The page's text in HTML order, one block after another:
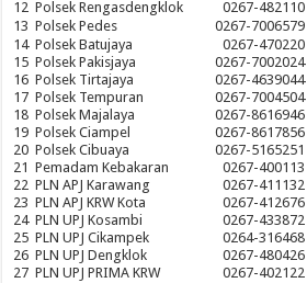
12 Polsek Rengasdengklok
0267-482110
13 Polsek Pedes
0267-7006579
14 Polsek Batujaya
0267-470220
15 Polsek Pakisjaya
0267-7002024
16 Polsek Tirtajaya
0267-4639044
17 Polsek Tempuran
0267-7004504
18 Polsek Majalaya
0267-8616946
19 Polsek Ciampel
0267-8617856
20 Polsek Cibuaya
0267-5165251
21 Pemadam Kebakaran
0267-400113
22 PLN APJ Karawang
0267-411132
23 PLN APJ KRW Kota
0267-412676
24 PLN UPJ Kosambi
0267-433872
25 PLN UPJ Cikampek
0264-316468
26 PLN UPJ Dengklok
0267-480426
27 PLN UPJ PRIMA KRW 0267-402122